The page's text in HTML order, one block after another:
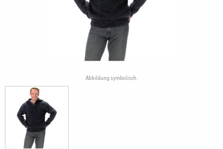
Abbildung symbolisch.